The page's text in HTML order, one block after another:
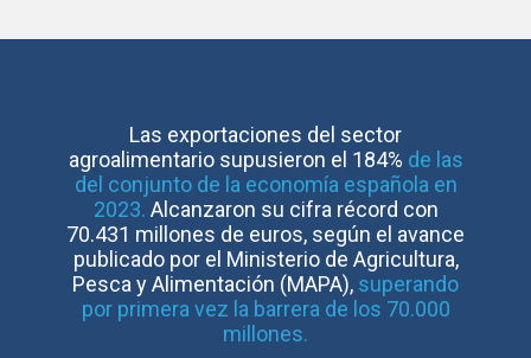
Las exportaciones del sector
agroalimentario supusieron el 184% de las
del conjunto de la economía española en
2023. Alcanzaron su cifra récord con
70.431 millones de euros, según el avance
publicado por el Ministerio de Agricultura,
Pesca y Alimentación (MAPA), superando
por primera vez la barrera de los 70.000
millones.